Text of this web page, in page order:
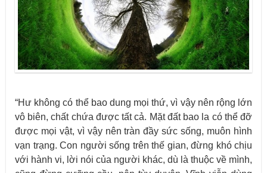
“Hư không có thể bao dung mọi thứ, vì vậy nên rộng lớn
vô biên, chất chứa được tất cả. Mặt đất bao la có thể đỡ
được mọi vật, vì vậy nên tràn đầy sức sống, muôn hình
vạn trạng. Con người sống trên thế gian, đừng khó chịu
với hành vi, lời nói của người khác, dù là thuộc về mình,